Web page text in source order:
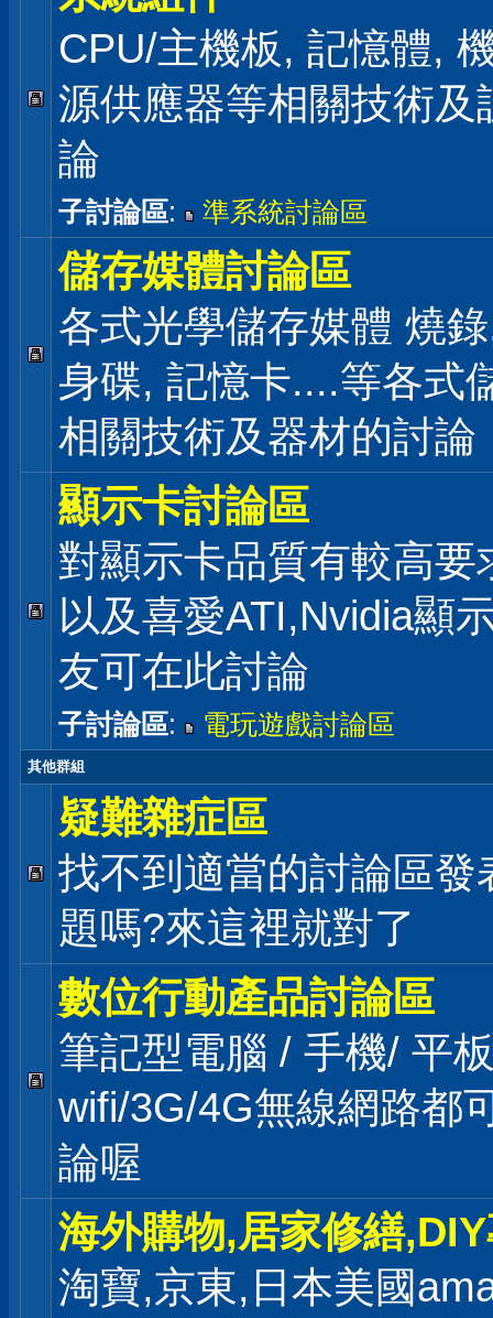
CPU/主機板, 記憶體,
源供應器等相關技術及
論
子討論區: 準系統討論區
儲存媒體討論區
各式光學儲存媒體 燒
身碟, 記憶卡....等各式
相關技術及器材的討論
顯示卡討論區
對顯示卡品質有較高要
以及喜愛ATI,Nvidia顯
友可在此討論
子討論區: 電玩遊戲討論區
其他群組
疑難雜症區
找不到適當的討論區發
題嗎?來這裡就對了
數位行動產品討論區
筆記型電腦 / 手機/ 平
wifi/3G/4G無線網路都
論喔
海外購物,居家修繕
淘寶,京東,日本美國